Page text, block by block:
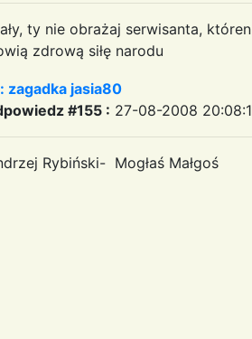
ty nie obrażaj serwisanta,
zdrową siłę narodu
zagadka jasia80
#155 : 27-08-2008
Rybiński- Mogłaś Małgoś